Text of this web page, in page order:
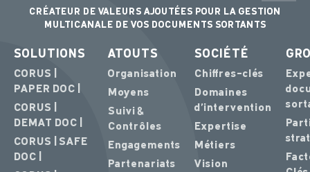
CRÉATEUR DE VALEURS AJOUTÉES POUR LA GESTION
MULTICANALE DE VOS DOCUMENTS SORTANTS
SOLUTIONS
CORUS |
PAPER DOC |
CORUS |
DEMAT DOC |
CORUS | SAFE
DOC |
ATOUTS
Organisation
Moyens
Suivi &
Contrôles
Engagements
Partenariats
SOCIÉTÉ
Chiffres-clés
Domaines
d’intervention
Expertise
Métiers
Vision